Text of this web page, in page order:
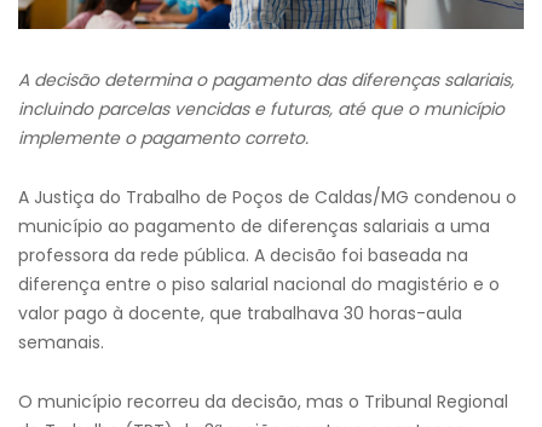
A decisão determina o pagamento das diferenças salariais,
incluindo parcelas vencidas e futuras, até que o município
implemente o pagamento correto.
A Justiça do Trabalho de Poços de Caldas/MG condenou o
município ao pagamento de diferenças salariais a uma
professora da rede pública. A decisão foi baseada na
diferença entre o piso salarial nacional do magistério e o
valor pago à docente, que trabalhava 30 horas-aula
semanais.
O município recorreu da decisão, mas o Tribunal Regional